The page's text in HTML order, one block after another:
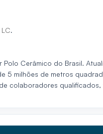
LC.
Cerâmico do Brasil.
5 milhões de metros
de colaboradores